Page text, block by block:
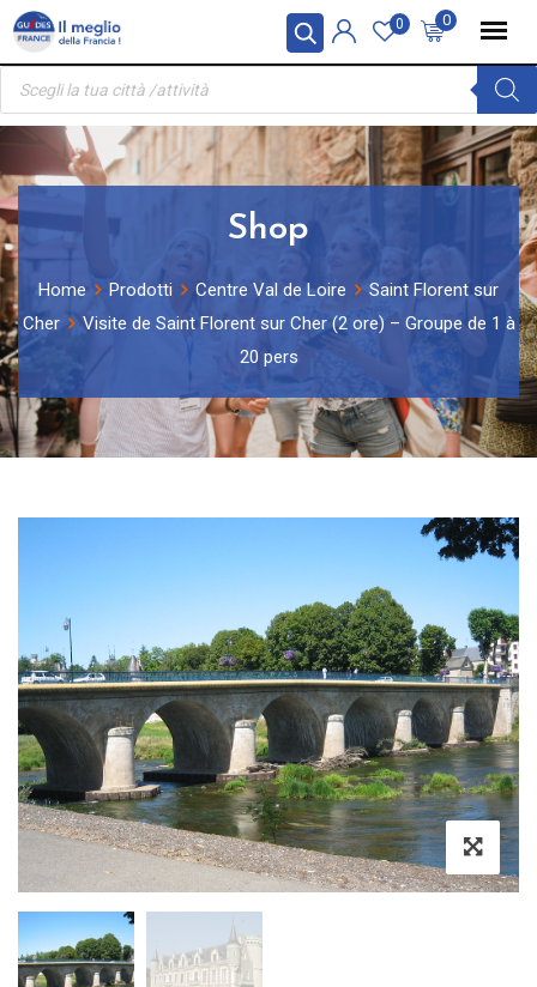
Pannello di gestione dei cookies
Skip
content
0
0
Ricerca
prodotti
Shop
Home Prodotti Centre Val de Loire
Saint Florent sur
Cher
Visite de Saint Florent sur Cher (2 ore) – Groupe de 1 à
20 pers